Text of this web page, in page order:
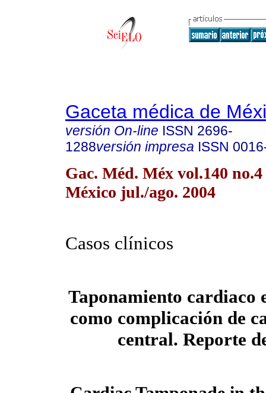
Gaceta médica de
versión On-line ISSN 2696-
1288versión impresa ISSN
Gac. Méd. Méx vol.140
México jul./ago. 2004
Casos clínicos
Taponamiento cardiaco
como complicación de
central. Reporte